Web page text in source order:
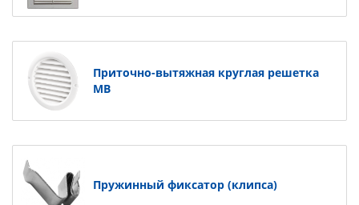
Приточно-вытяжная круглая решетка
МВ
Пружинный фиксатор (клипса)